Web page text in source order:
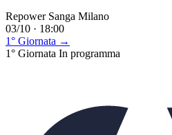
Repower Sanga Milano
03/10 · 18:00
1° Giornata →
1° Giornata In programma